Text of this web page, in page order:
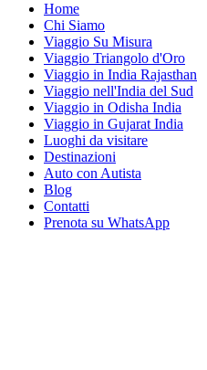
Home
Chi Siamo
Viaggio Su Misura
Viaggio Triangolo d'Oro
Viaggio in India Rajasthan
Viaggio nell'India del Sud
Viaggio in Odisha India
Viaggio in Gujarat India
Luoghi da visitare
Destinazioni
Auto con Autista
Blog
Contatti
Prenota su WhatsApp